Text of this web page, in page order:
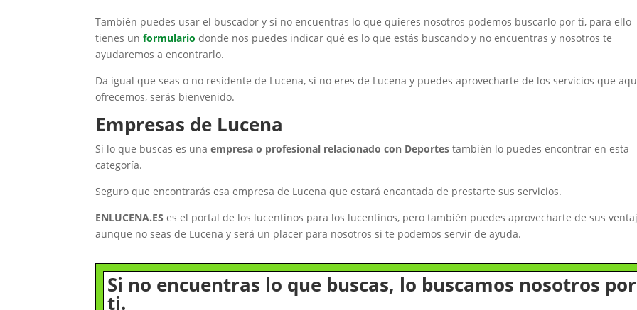
También puedes usar el buscador y si no encuentras lo que quieres nosotros podemos buscarlo por ti, para ello
tienes unformulario donde nos puedes indicar qué es lo que estás buscando y no encuentras y nosotros te
ayudaremos a encontrarlo.
Da igual que seas o no residente de Lucena, si no eres de Lucena y puedes aprovecharte de los servicios que
ofrecemos, serás bienvenido.
Empresas de Lucena
Si lo que buscas es unaempresa o profesional relacionado con Deportes también lo puedes encontrar en esta
categoría.
Seguro que encontrarás esa empresa de Lucena que estará encantada de prestarte sus servicios.
ENLUCENA.ES es el portal de los lucentinos para los lucentinos, pero también puedes aprovecharte de sus
aunque no seas de Lucena y será un placer para nosotros si te podemos servir de ayuda.
Si no encuentras lo que buscas, lo buscamos nosotros por
ti.